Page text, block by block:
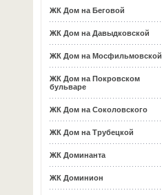
ЖК Дом на Беговой
ЖК Дом на Давыдковской
ЖК Дом на Мосфильмовской
ЖК Дом на Покровском
бульваре
ЖК Дом на Соколовского
ЖК Дом на Трубецкой
ЖК Доминанта
ЖК Доминион